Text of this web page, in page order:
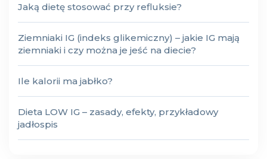
Jaką dietę stosować przy refluksie?
Ziemniaki IG (indeks glikemiczny) – jakie IG mają
ziemniaki i czy można je jeść na diecie?
Ile kalorii ma jabłko?
Dieta LOW IG – zasady, efekty, przykładowy
jadłospis